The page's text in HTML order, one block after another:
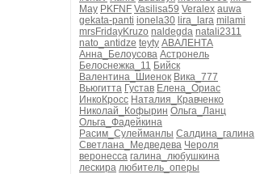
May PKFNF Vasilisa59 Veralex auwa
gekata-panti ionela30 lira_lara milami
mrsFridayKruzo naldegda natali2311
nato_antidze teyty АВАЛЕНТА
Анна_Белоусова Астронель
Белоснежка_11 Бийск
Валентина_Шиенок Вика_777
Вьюгитта Густав Елена_Ориас
ИнкоКросс Наталия_Кравченко
Николай_Кофырин Ольга_Ланц
Ольга_Фадейкина
Расим_Сулейманлы Салдина_галина
Светлана_Медведева Чероля
веронесса галина_любушкина
лескира любитель_оперы